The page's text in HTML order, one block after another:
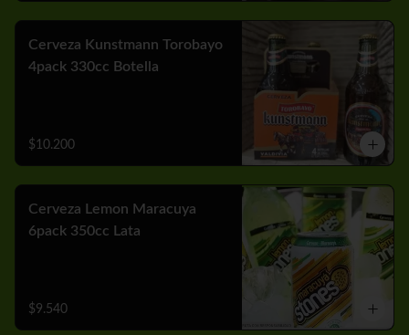
Cerveza Kunstmann Torobayo
4pack 330cc Botella
$10.200
Cerveza Lemon Maracuya
6pack 350cc Lata
$9.540